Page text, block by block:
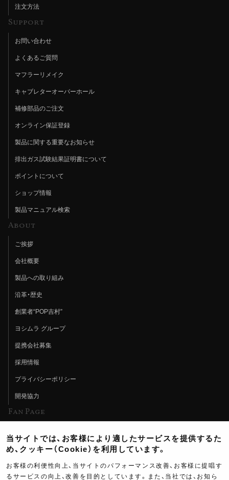
注文方法
Support
お問い合わせ
よくあるご質問
マフラーリメイク
キャブレターオーバーホール
補修部品のご注文
オンライン保証登録
製品に関する重要なお知らせ
排出ガス試験結果証明書について
ポイントについて
ショップ情報
製品マニュアル検索
About
ご挨拶
会社概要
製品への取り組み
沿革・歴史
創業者“POP吉村”
ヨシムラ グループ
提携会社募集
採用情報
プライバシーポリシー
開発協力
Fan Page
ヨシムラTV
イベント情報
当サイトでは、お客様により適したサービスを提供するた
め、クッキー（Cookie）を利用しています。
お客様の利便性向上、当サイトのパフォーマンス改善、お客様に提唱す
るサービスの向上、改善を目的としています。また、当社では、お知ら